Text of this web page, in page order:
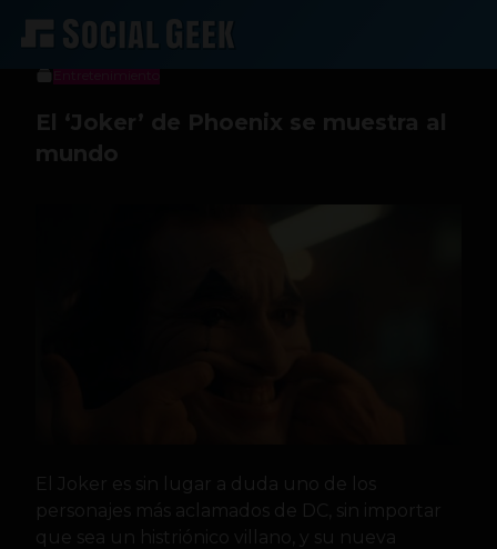
Jeniffer Espinosa
3 de abril de 2019
El ‘Joker’ de Phoenix se muestra al
mundo
El Joker es sin lugar a duda uno de los
personajes más aclamados de DC, sin importar
que sea un histriónico villano, y su nueva